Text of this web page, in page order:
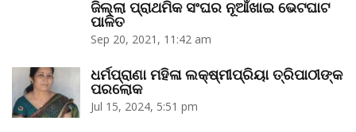
ଜିଲ୍ଲା ପ୍ରାଥମିକ ସଂଘର ନୂଆଁଖାଇ ଭେଟଘାଟ
ପାଳିତ
Sep 20, 2021, 11:42 am
ଧର୍ମପ୍ରାଣା ମହିଳା ଲକ୍ଷ୍ମୀପ୍ରିୟା ତ୍ରିପାଠୀଙ୍କ
ପରଲୋକ
Jul 15, 2024, 5:51 pm